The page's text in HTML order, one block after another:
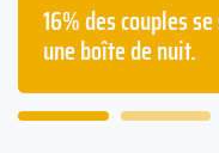
Les français
la gueule de bois